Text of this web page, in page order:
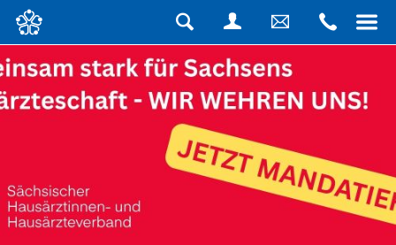
Suche
Navigation
überspringen
Login
Sie
uns
eine
Nachricht
uns
an